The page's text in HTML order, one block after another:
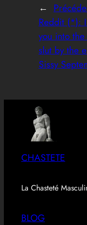
←
Reddit (*):
you into
slut by the
Sissy
CHASTETE
La Chasteté
BLOG